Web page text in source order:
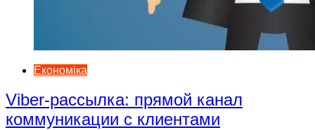
Економіка
Viber-рассылка: прямой канал
коммуникации с клиентами